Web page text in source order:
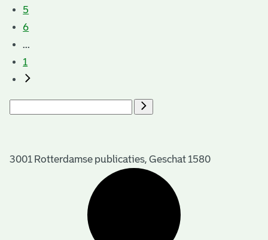
5
6
...
1
3001 Rotterdamse publicaties, Geschat 1580